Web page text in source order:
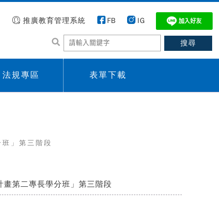
推廣教育管理系統 FB IG
法規專區 表單下載
」第三階段
第二專長學分班」第三階段